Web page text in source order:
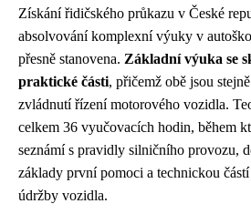
Získání řidičského průkazu v České
absolvování komplexní výuky v
přesně stanovena. Základní výuka se
praktické části, přičemž obě jsou
zvládnutí řízení motorového vozidla.
celkem 36 vyučovacích hodin, během
seznámí s pravidly silničního provozu,
základy první pomoci a technickou
údržby vozidla.